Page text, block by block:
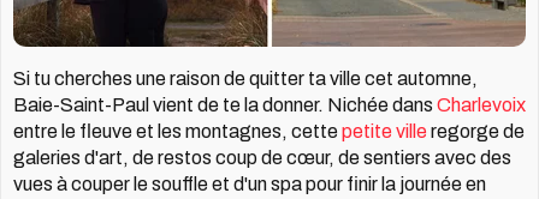
Si tu cherches une raison de quitter ta ville cet automne,
Baie-Saint-Paul vient de te la donner. Nichée dans Charlevoix
entre le fleuve et les montagnes, cettepetite villeregorge de
galeries d'art, de restos coup de cœur, de sentiers avec des
vues à couper le souffle et d'un spa pour finir la journée en